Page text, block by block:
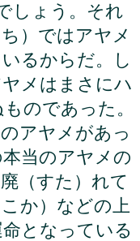
しょう。それ
）ではアヤメ
るからだ。し
メはまさにハ
のであった。
アヤメがあっ
当のアヤメの
（すた）れて
か）などの上
となっている